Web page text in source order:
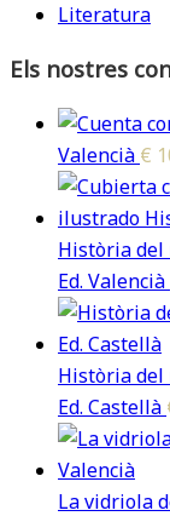
Literatura
Els nostres
Valencià €
Història del
Ed. Valencià
Història del
Ed. Castellà
La vidriola